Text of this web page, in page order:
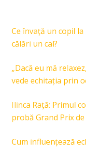
Ce învață un copil
călări un cal?
„Dacă eu mă
vede echitația prin
Ilinca Rață: Primul
probă Grand Prix
Cum influențează